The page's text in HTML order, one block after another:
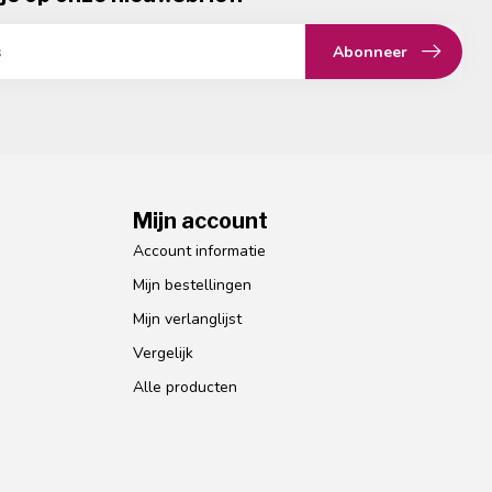
Abonneer
Mijn account
Account informatie
Mijn bestellingen
Mijn verlanglijst
Vergelijk
Alle producten